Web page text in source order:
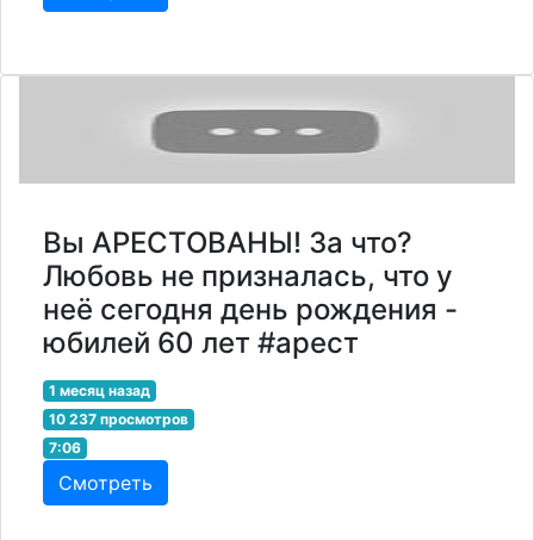
Вы АРЕСТОВАНЫ! За что?
Любовь не призналась, что у
неё сегодня день рождения -
юбилей 60 лет #арест
1 месяц назад
10 237 просмотров
7:06
Смотреть